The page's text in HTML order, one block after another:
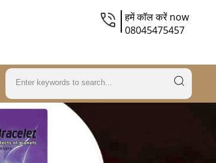
हमें कॉल करें now
08045475457